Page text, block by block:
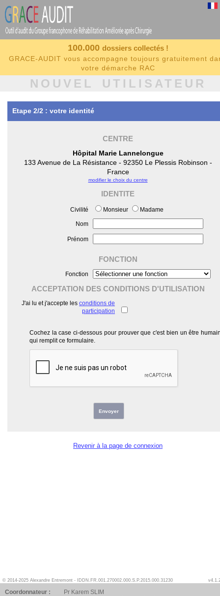
100.000 dossiers collectés !
GRACE-AUDIT vous accompagne toujours gratuitement
votre démarche RAC
NOUVEL UTILISATEUR
Etape 2/2 : votre identité
CENTRE
Hôpital Marie Lannelongue
133 Avenue de La Résistance - 92350 Le Plessis Robinson -
France
modifier le choix du centre
IDENTITE
Civilité Monsieur Madame
Nom
Prénom
FONCTION
Fonction
ACCEPTATION DES CONDITIONS D'UTILISATION
J'ai lu et j'accepte les conditions de
participation
Cochez la case ci-dessous pour prouver que c'est bien un être
qui remplit ce formulaire.
Envoyer
Revenir à la page de connexion
© 2014-2025 Alexandre Entremont - IDDN.FR.001.270002.000.S.P.2015.000.31230
Coordonnateur :
Pr Karem SLIM